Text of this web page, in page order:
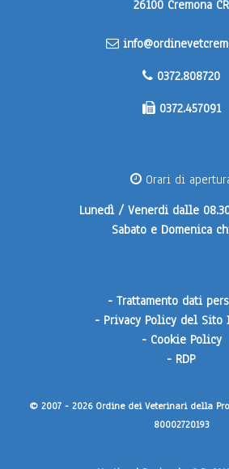
26100 Cremona CR
0372.808720
0372.457091
Orari di
Lunedì / Venerdidalle
Sabato e Domenica
- Trattamento dati
- Privacy Policy del Sito
- Cookie Policy
- RDP
© 2007 - 2026 Ordine dei Veterinari della
80002720193